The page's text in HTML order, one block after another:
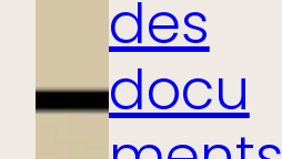
des
docu